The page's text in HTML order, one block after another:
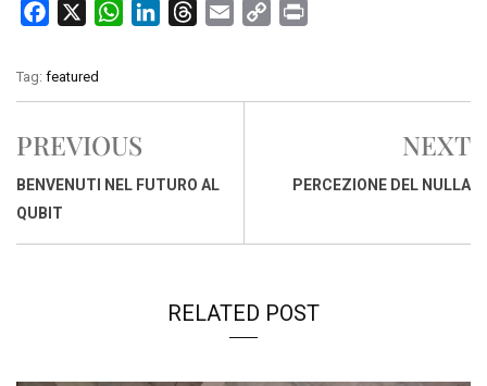
c
e
o
o
k
W
t
A
p
k
I
e
s
i
y
n
Tag: featured
PREVIOUS
BENVENUTI NEL FUTURO AL
QUBIT
NEXT
PERCEZIONE DEL NULLA
RELATED POST